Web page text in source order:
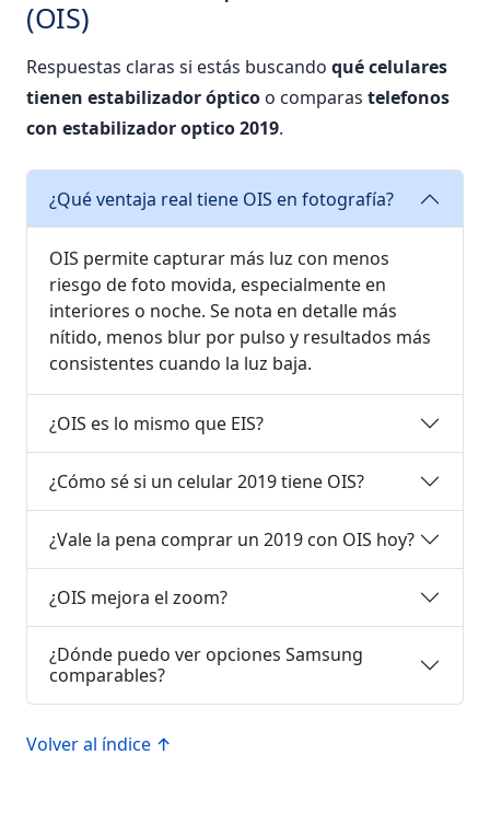
(OIS)
Respuestas claras si estás buscando qué celulares
tienen estabilizador óptico o comparas telefonos
con estabilizador optico 2019.
¿Qué ventaja real tiene OIS en fotografía?
OIS permite capturar más luz con menos
riesgo de foto movida, especialmente en
interiores o noche. Se nota en detalle más
nítido, menos blur por pulso y resultados más
consistentes cuando la luz baja.
¿OIS es lo mismo que EIS?
¿Cómo sé si un celular 2019 tiene OIS?
¿Vale la pena comprar un 2019 con OIS hoy?
¿OIS mejora el zoom?
¿Dónde puedo ver opciones Samsung
comparables?
Volver al índice ↑